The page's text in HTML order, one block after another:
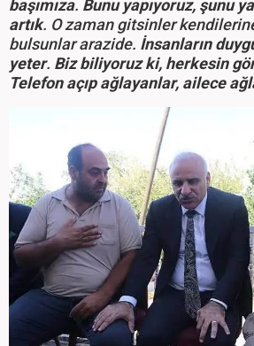
başımıza. Bunu yapıyoruz, şunu
artık. O zaman gitsinler
bulsunlar arazide. İnsanların
yeter. Biz biliyoruz ki, herkesin
Telefon açıp ağlayanlar, ailece